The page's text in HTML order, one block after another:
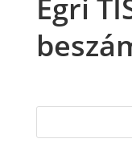
Egri